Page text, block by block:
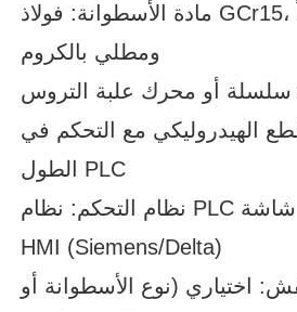
مادة الأسطوانة: فولاذ GCr15، معالج حرارياً
ومطلي بالكروم
سلسلة أو محرك علبة التروس
الهيدروليكي مع التحكم في
الطول PLC
نظام التحكم: نظام PLC أوتوماتيكي مع شاشة
HMI (Siemens/Delta)
اختياري (نوع الأسطوانة أو